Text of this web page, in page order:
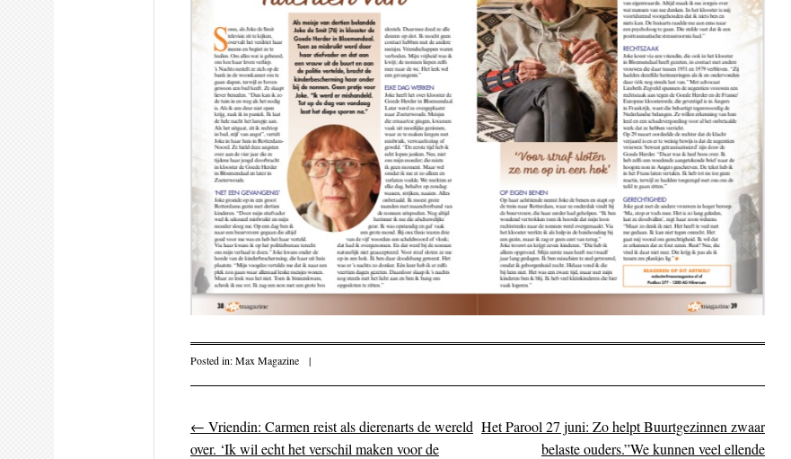
Posted in:Max Magazine |
Post navigation
← Vriendin: Carmen reist als dierenarts de wereld
over. ‘Ik wil echt het verschil maken voor de
Het Parool 27 juni: Zo helpt Buurtgezinnen zwaar
belaste ouders.”We kunnen veel ellende